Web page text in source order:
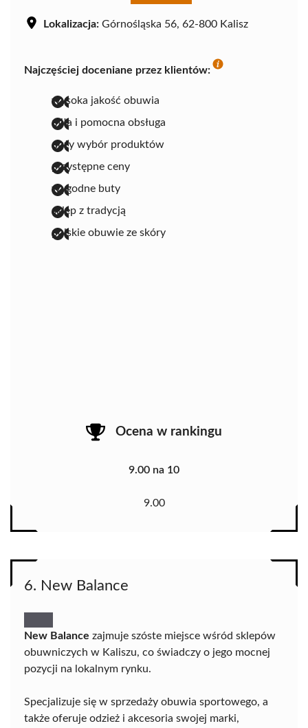
Lokalizacja: Górnośląska 56, 62-800 Kalisz
Najczęściej doceniane przez klientów:
wysoka jakość obuwia
miła i pomocna obsługa
duży wybór produktów
przystępne ceny
wygodne buty
sklep z tradycją
polskie obuwie ze skóry
Ocena w rankingu
9.00 na 10
9.00
6. New Balance
New Balance zajmuje szóste miejsce wśród sklepów
obuwniczych w Kaliszu, co świadczy o jego mocnej
pozycji na lokalnym rynku.
Specjalizuje się w sprzedaży obuwia sportowego, a
także oferuje odzież i akcesoria swojej marki,